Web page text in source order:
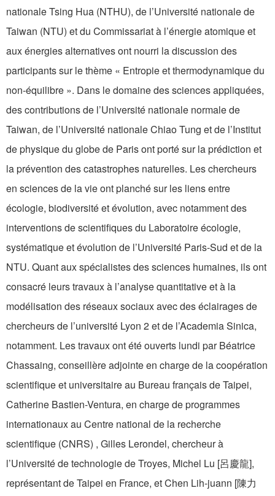
nationale Tsing Hua (NTHU), de l’Université nationale de
Taiwan (NTU) et du Commissariat à l’énergie atomique et
aux énergies alternatives ont nourri la discussion des
participants sur le thème « Entropie et thermodynamique du
non-équilibre ». Dans le domaine des sciences appliquées,
des contributions de l’Université nationale normale de
Taiwan, de l’Université nationale Chiao Tung et de l’Institut
de physique du globe de Paris ont porté sur la prédiction et
la prévention des catastrophes naturelles. Les chercheurs
en sciences de la vie ont planché sur les liens entre
écologie, biodiversité et évolution, avec notamment des
interventions de scientifiques du Laboratoire écologie,
systématique et évolution de l’Université Paris-Sud et de la
NTU. Quant aux spécialistes des sciences humaines, ils ont
consacré leurs travaux à l’analyse quantitative et à la
modélisation des réseaux sociaux avec des éclairages de
chercheurs de l’université Lyon 2 et de l’Academia Sinica,
notamment. Les travaux ont été ouverts lundi par Béatrice
Chassaing, conseillère adjointe en charge de la coopération
scientifique et universitaire au Bureau français de Taipei,
Catherine Bastien-Ventura, en charge de programmes
internationaux au Centre national de la recherche
scientifique (CNRS) , Gilles Lerondel, chercheur à
l’Université de technologie de Troyes, Michel Lu [呂慶龍],
représentant de Taipei en France, et Chen Lih-juann [陳力